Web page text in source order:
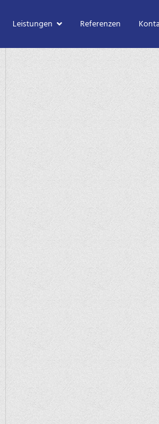
Leistungen Referenzen